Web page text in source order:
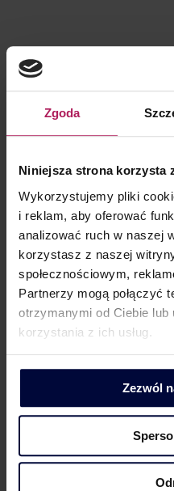
Zgoda
Niniejsza strona korzysta
Wykorzystujemy pliki
i reklam, aby oferować
analizować ruch w naszej
korzystasz z naszej
społecznościowym,
Partnerzy mogą połączyć
otrzymanymi od Ciebie
korzystania z ich usług.
Zezwól
KONTAKT DLA KLIENTÓW
Partner | Rozwój
Dorota
Lider